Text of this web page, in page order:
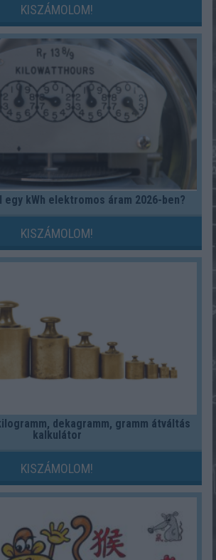
KISZÁMOLOM!
egy kWh elektromos áram 2026-ben?
KISZÁMOLOM!
dekagramm, gramm átváltás
kalkulátor
KISZÁMOLOM!